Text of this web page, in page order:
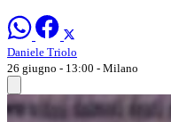
Daniele Triolo
26 giugno - 13:00 - Milano